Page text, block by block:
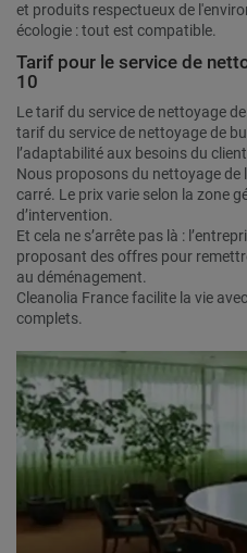
et produits respectueux de
écologie : tout est compatible.
Tarif pour le service de
10
Le tarif du service de nettoyage
tarif du service de nettoyage de
l’adaptabilité aux besoins du
Nous proposons du nettoyage de
carré. Le prix varie selon la zone
d’intervention.
Et cela ne s’arrête pas là :
proposant des offres pour
au déménagement.
Cleanolia France facilite la vie
complets.